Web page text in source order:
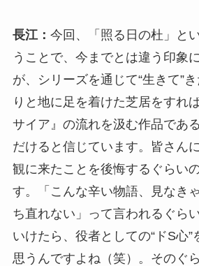
長江： 今回、「照る日の杜」と
うことで、今までとは違う印象
が、シリーズを通じて“生きて”
りと地に足を着けた芝居をすれ
サイア』の流れを汲む作品であ
だけると信じています。皆さん
観に来たことを後悔するぐらい
す。「こんな辛い物語、見なき
ち直れない」って言われるぐら
いけたら、役者としての“ドS心”
思うんですよね（笑）。そのぐ